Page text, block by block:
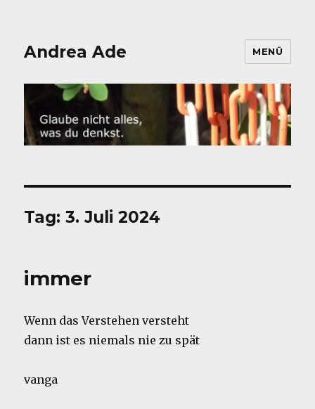
Andrea Ade MENÜ
Tag:3. Juli 2024
immer
Wenn das Verstehen versteht
dann ist es niemals nie zu spät
vanga